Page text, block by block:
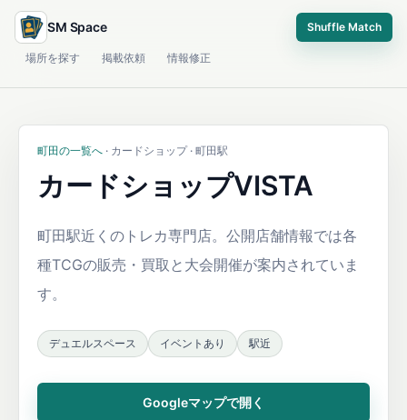
SM Space Shuffle Match
場所を探す 掲載依頼 情報修正
町田の一覧へ · カードショップ · 町田駅
カードショップVISTA
町田駅近くのトレカ専門店。公開店舗情報では各
種TCGの販売・買取と大会開催が案内されていま
す。
デュエルスペース イベントあり 駅近
Googleマップで開く